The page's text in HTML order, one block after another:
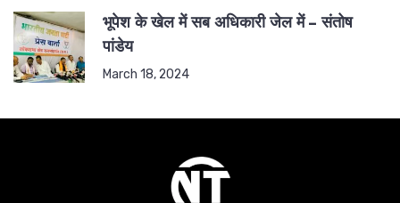
भूपेश के खेल में सब अधिकारी जेल में – संतोष
पांडेय
March 18, 2024